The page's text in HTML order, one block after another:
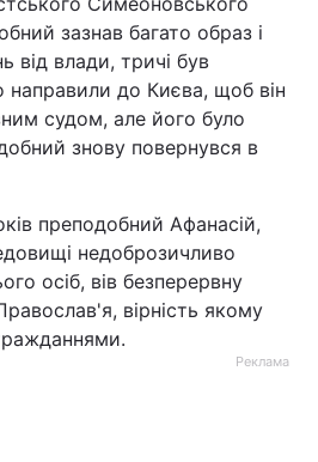
зазнав багато образ і
від влади, тричі був
направили до Києва, щоб він
судом, але його було
знову повернувся в
преподобний Афанасій,
недоброзичливо
осіб, вів безперервну
вірність якому
Реклама